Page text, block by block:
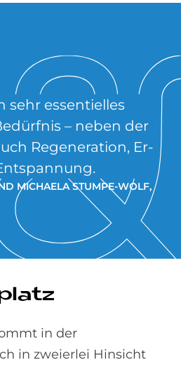
sehr es­sen­ti­el­les
– ne­ben der
Re­ge­ne­ra­ti­on, Er­
MI­CHA­E­LA STUM­PE-WOLF,
in der
in zweierlei Hinsicht